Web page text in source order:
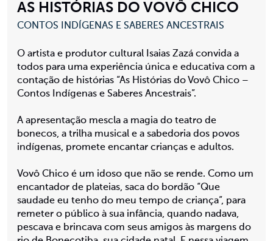
AS HISTÓRIAS DO VOVÔ CHICO
CONTOS INDÍGENAS E SABERES ANCESTRAIS
O artista e produtor cultural Isaias Zazá convida a
todos para uma experiência única e educativa com a
contação de histórias “As Histórias do Vovô Chico –
Contos Indígenas e Saberes Ancestrais”.
A apresentação mescla a magia do teatro de
bonecos, a trilha musical e a sabedoria dos povos
indígenas, promete encantar crianças e adultos.
Vovô Chico é um idoso que não se rende. Como um
encantador de plateias, saca do bordão “Que
saudade eu tenho do meu tempo de criança”, para
remeter o público à sua infância, quando nadava,
pescava e brincava com seus amigos às margens do